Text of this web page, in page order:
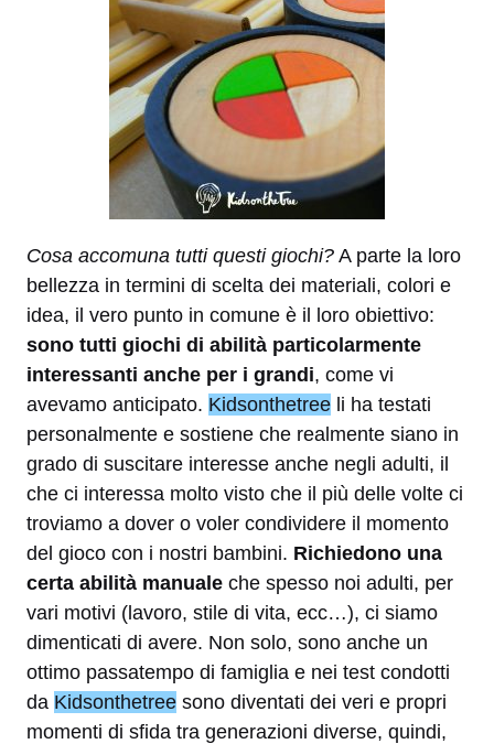
Cosa accomuna tutti questi giochi? A parte la loro
bellezza in termini di scelta dei materiali, colori e
idea, il vero punto in comune è il loro obiettivo:
sono tutti giochi di abilità particolarmente
interessanti anche per i grandi, come vi
avevamo anticipato. Kidsonthetree li ha testati
personalmente e sostiene che realmente siano in
grado di suscitare interesse anche negli adulti, il
che ci interessa molto visto che il più delle volte ci
troviamo a dover o voler condividere il momento
del gioco con i nostri bambini. Richiedono una
certa abilità manuale che spesso noi adulti, per
vari motivi (lavoro, stile di vita, ecc…), ci siamo
dimenticati di avere. Non solo, sono anche un
ottimo passatempo di famiglia e nei test condotti
da Kidsonthetree sono diventati dei veri e propri
momenti di sfida tra generazioni diverse, quindi,